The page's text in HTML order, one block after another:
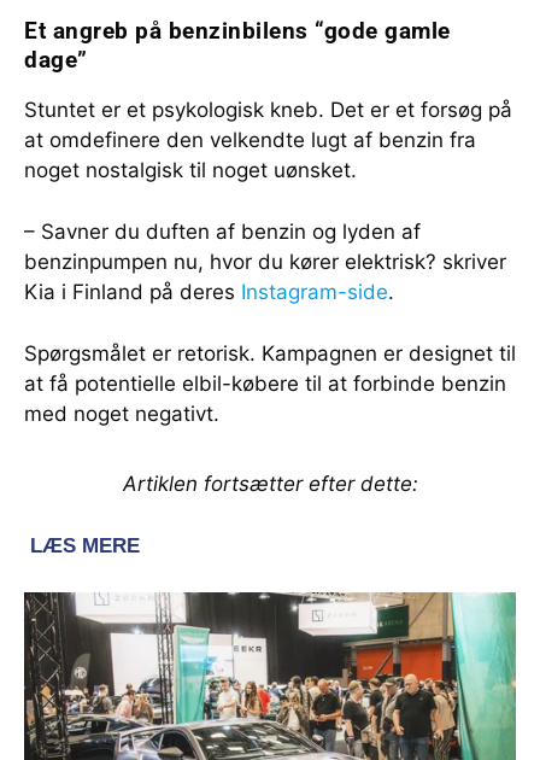
Et angreb på benzinbilens “gode gamle
dage”
Stuntet er et psykologisk kneb. Det er et forsøg på
at omdefinere den velkendte lugt af benzin fra
noget nostalgisk til noget uønsket.
– Savner du duften af benzin og lyden af
benzinpumpen nu, hvor du kører elektrisk? skriver
Kia i Finland på deres Instagram-side.
Spørgsmålet er retorisk. Kampagnen er designet til
at få potentielle elbil-købere til at forbinde benzin
med noget negativt.
Artiklen fortsætter efter dette: